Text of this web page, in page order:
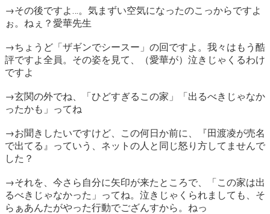
→その後ですよ…。気まずい空気になったのこっからですよ
ぉ。ねぇ？愛華先生
→ちょうど「ザギンでシースー」の回ですよ。我々はもう酷
評ですよ全員。その姿を見て、（愛華が）泣きじゃくるわけ
ですよ
→玄関の外でね、「ひどすぎるこの家」「出るべきじゃなか
ったかも」ってね
→お聞きしたいですけど、この何日か前に、『田渡凌が売名
で出てる』っていう、ネットの人と同じ怒り方してませんで
した？
→それを、今さら自分に矢印が来たところで、「この家は出
るべきじゃなかった」ってね。泣きじゃくられましても、そ
らぁあんたがやった行動でござんすから。ねっ